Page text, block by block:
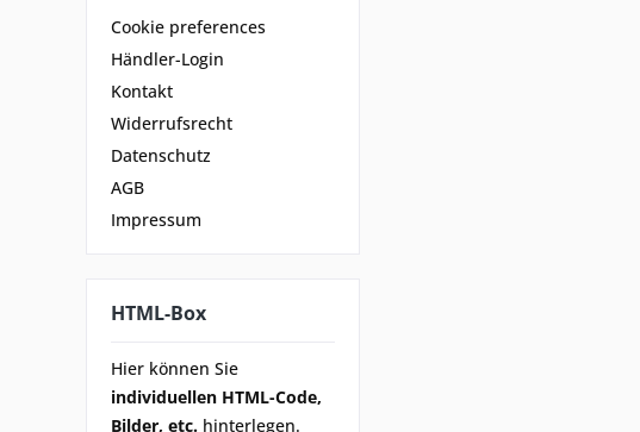
Cookie preferences
Händler-Login
Kontakt
Widerrufsrecht
Datenschutz
AGB
Impressum
HTML-Box
Hier können Sie
individuellen HTML-Code,
Bilder, etc. hinterlegen.